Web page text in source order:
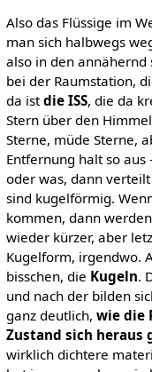
Also das Flüssige im
man sich halbwegs
also in den annähernd
bei der Raumstation,
da istdie ISS, die da
Stern über den
Sterne, müde Sterne,
Entfernung halt so
oder was, dann
sind kugelförmig.
kommen, dann
wieder kürzer, aber
Kugelform, irgendwo.
bisschen, die Kugeln.
und nach der bilden
ganz deutlich, wie die
Zustand sich heraus
wirklich dichtere